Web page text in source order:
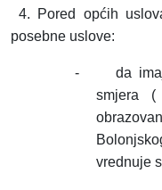
4. Pored općih
posebne uslove:
-
da
smjera
vrednuje